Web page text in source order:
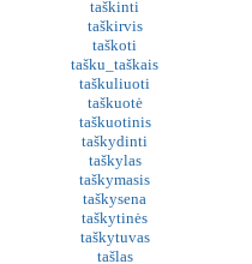
taškinti
taškirvis
taškoti
tašku_taškais
taškuliuoti
taškuotė
taškuotinis
taškydinti
taškylas
taškymasis
taškysena
taškytinės
taškytuvas
tašlas